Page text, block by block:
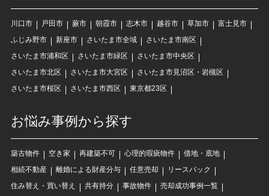
川口市 戸田市 蕨市 朝霞市 志木市 越谷市 草加市
富士見市
ふじみ野市
新座市 さいたま市全域
さいたま市南区
さいたま市浦和区
さいたま市緑区
さいたま市中央区
さいたま市北区
さいたま市大宮区
さいたま市見沼区・岩槻区
さいたま市桜区
さいたま市西区 東京都23区
お悩み事例から探す
築古物件 空き家 再建築不可 心理的瑕疵物件
借地・底地
相続不動産
離婚による財産分与 任意売却
リースバック
住み替え・買い替え
共有持分 事故物件
売却成功事例一覧